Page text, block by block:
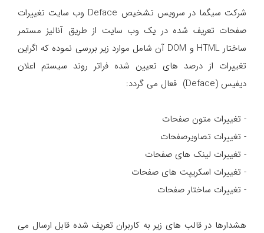
شرکت سیگما در سرویس تشخیص Deface وب سایت تغییرات
صفحات تعریف شده در یک وب سایت از طریق آنالیز مستمر
ساختار HTML و DOM آن شامل موارد زیر بررسی نموده که اگراین
تغییرات از درصد های تعیین شده فراتر روند سیستم اعلان
دیفیس (Deface) فعال می گردد:
- تغییرات متون صفحات
- تغییرات تصاویرصفحات
- تغییرات لینک های صفحات
- تغییرات اسکریپت های صفحات
- تغییرات ساختار صفحات
هشدارها در قالب های زیر به کاربران تعریف شده قابل ارسال می